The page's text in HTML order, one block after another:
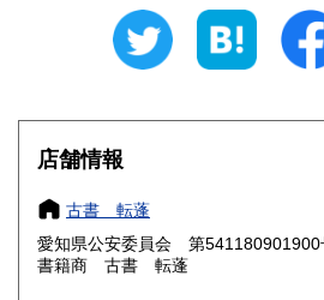
静岡
640円 三重
滋賀県 700円 京
大阪府
奈良県
鳥取県
店舗情報
古書 転蓬
愛知県公安委員会 第541180901900
書籍商 古書 転蓬